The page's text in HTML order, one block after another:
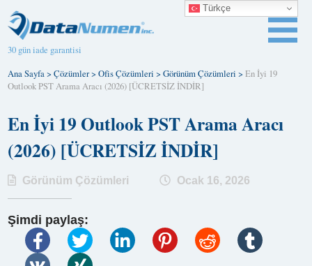
30 gün iade garantisi
Ana Sayfa>Çözümler>Ofis Çözümleri >Görünüm Çözümleri >En İyi 19
Outlook PST Arama Aracı (2026) [ÜCRETSİZ İNDİR]
En İyi 19 Outlook PST Arama Aracı
(2026) [ÜCRETSİZ İNDİR]
Görünüm Çözümleri Ocak 16, 2026
Şimdi paylaş:
Türkçe